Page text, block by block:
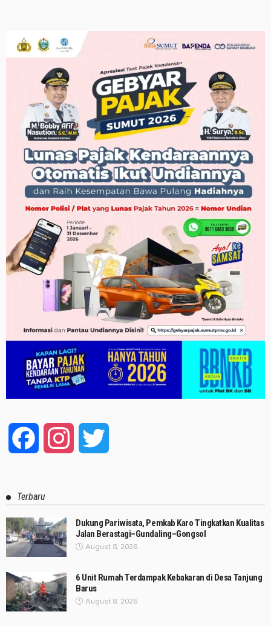
Facebook Instagram
Terbaru
Dukung Pariwisata, Pemkab Karo Tingkatkan Kualitas
Jalan Berastagi–Gundaling–Gongsol
August 8, 2026
6 Unit Rumah Terdampak Kebakaran di Desa Tanjung
Barus
August 8, 2026